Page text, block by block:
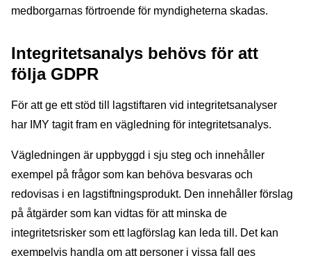
medborgarnas förtroende för myndigheterna skadas.
Integritetsanalys behövs för att
följa GDPR
För att ge ett stöd till lagstiftaren vid integritetsanalyser
har IMY tagit fram en vägledning för integritetsanalys.
Vägledningen är uppbyggd i sju steg och innehåller
exempel på frågor som kan behöva besvaras och
redovisas i en lagstiftningsprodukt. Den innehåller förslag
på åtgärder som kan vidtas för att minska de
integritetsrisker som ett lagförslag kan leda till. Det kan
exempelvis handla om att personer i vissa fall ges